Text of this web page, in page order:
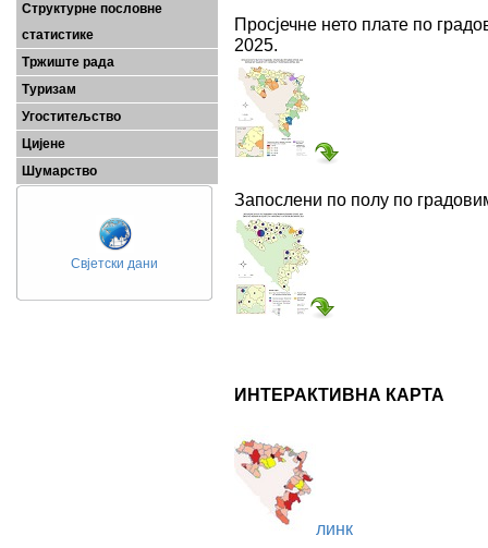
Структурне пословне
статистике
Тржиште рада
Туризам
Угоститељство
Цијене
Шумарство
Свјетски дани
Просјечне нето плате по
2025.
Запослени по полу по
ИНТЕРАКТИВНА КАРТА
линк